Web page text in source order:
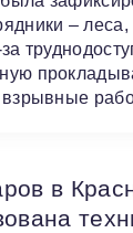
–
взрывные
в